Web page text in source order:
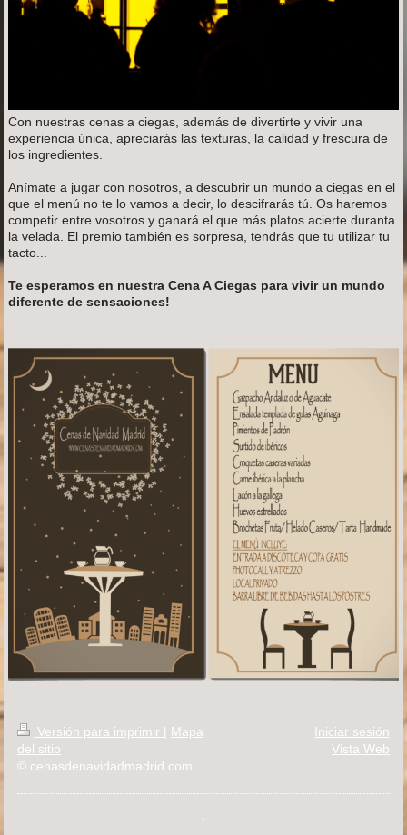
Con nuestras cenas a ciegas, además de divertirte y vivir una
experiencia única, apreciarás las texturas, la calidad y frescura de
los ingredientes.
Anímate a jugar con nosotros, a descubrir un mundo a ciegas en el
que el menú no te lo vamos a decir, lo descifrarás tú. Os haremos
competir entre vosotros y ganará el que más platos acierte duranta
la velada. El premio también es sorpresa, tendrás que tu utilizar tu
tacto...
Te esperamos en nuestra Cena A Ciegas para vivir un mundo
diferente de sensaciones!
Versión para imprimir | Mapa
del sitio
© cenasdenavidadmadrid.com
Iniciar sesión
Vista Web
↑